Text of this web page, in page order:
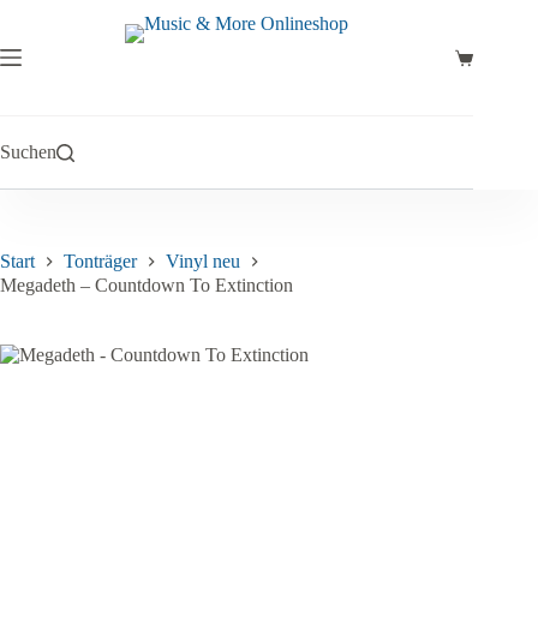
springen
Warenkorb
Suchen
Start Tonträger
Vinyl neu
Megadeth – Countdown To Extinction